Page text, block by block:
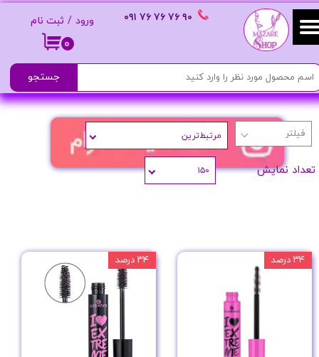
۰
ورود / ثبت نام
حساب کاربری من
تغییر گذر واژه
سفارشات
خروج از حساب کاربری
٩٠ ٧۶ ٧۶ ٧۶ ٠٩١
جستجو
مرتبط‌ترین
تعداد نمایش ۱۵۰
۳۴ درصد ۳۴ درصد